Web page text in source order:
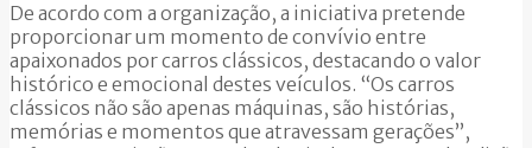
De acordo com a organização, a iniciativa pretende
proporcionar um momento de convívio entre
apaixonados por carros clássicos, destacando o valor
histórico e emocional destes veículos. “Os carros
clássicos não são apenas máquinas, são histórias,
memórias e momentos que atravessam gerações”,